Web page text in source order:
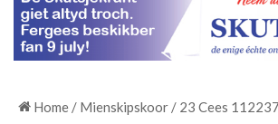
Home / Mienskipskoor / 23 Cees